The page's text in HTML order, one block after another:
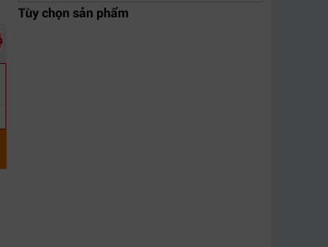
Tùy chọn sản phẩm